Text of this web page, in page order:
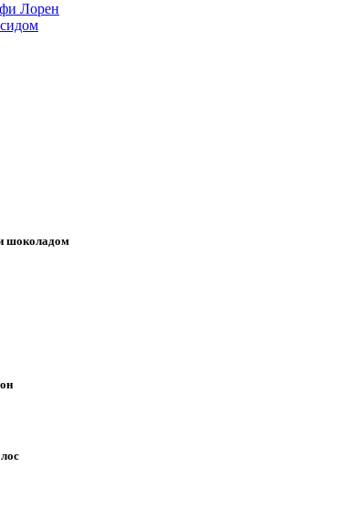
Лорен
шоколадом